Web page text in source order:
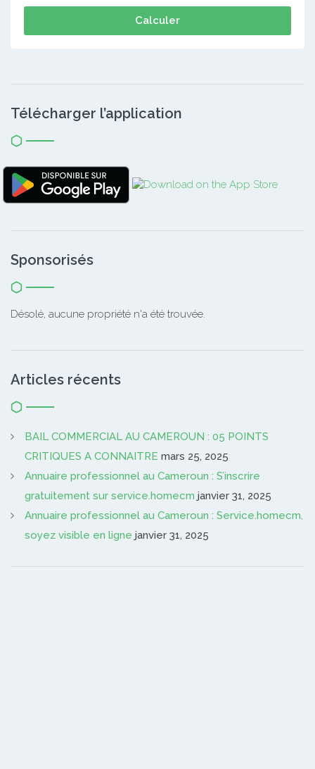
Calculer
Télécharger l’application
Sponsorisés
Désolé, aucune propriété n'a été trouvée.
Articles récents
BAIL COMMERCIAL AU CAMEROUN : 05 POINTS
CRITIQUES A CONNAITRE mars 25, 2025
Annuaire professionnel au Cameroun : S’inscrire
gratuitement sur service.homecm janvier 31, 2025
Annuaire professionnel au Cameroun : Service.homecm,
soyez visible en ligne janvier 31, 2025